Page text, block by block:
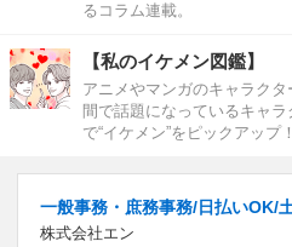
るコラム連載。
【私のイケメン図鑑】
アニメやマンガのキャラク
間で話題になっているキャ
で“イケメン”をピックアッ
一般事務・庶務事務/日払いOK/
株式会社エン